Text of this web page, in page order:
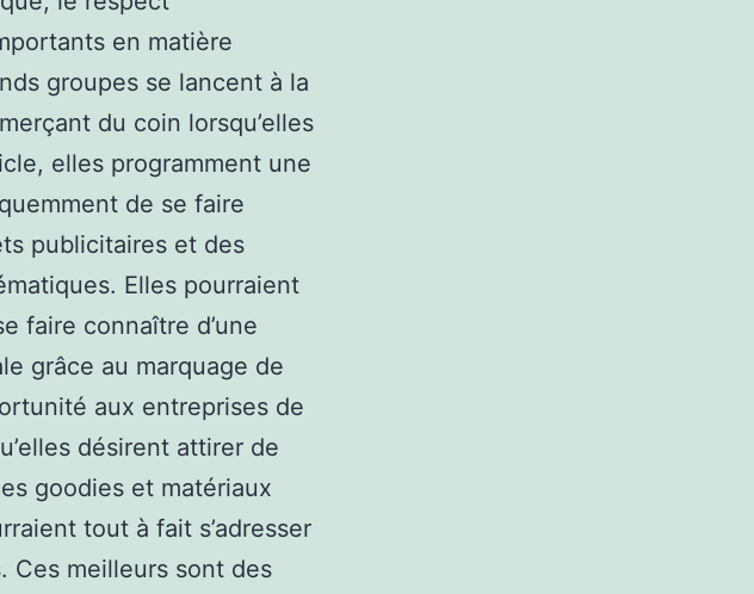
en matière
groupes se lancent à la
du coin lorsqu’elles
elles programment une
de se faire
publicitaires et des
Elles pourraient
faire connaître d’une
grâce au marquage de
aux entreprises de
désirent attirer de
goodies et matériaux
tout à fait s’adresser
Ces meilleurs sont des